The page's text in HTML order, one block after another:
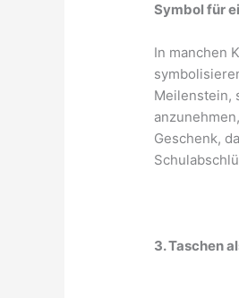
Symbol für
In manchen
Meilenstein,
Geschenk,
3. Taschen